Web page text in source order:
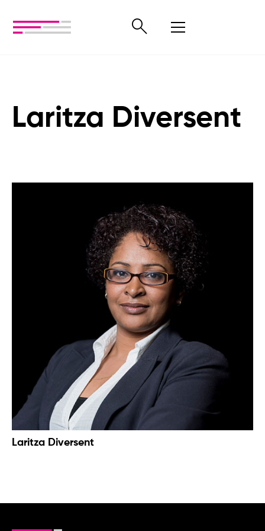
Laritza Diversent
Laritza Diversent